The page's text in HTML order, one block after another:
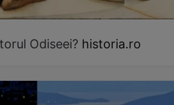
Odiseei? historia.ro